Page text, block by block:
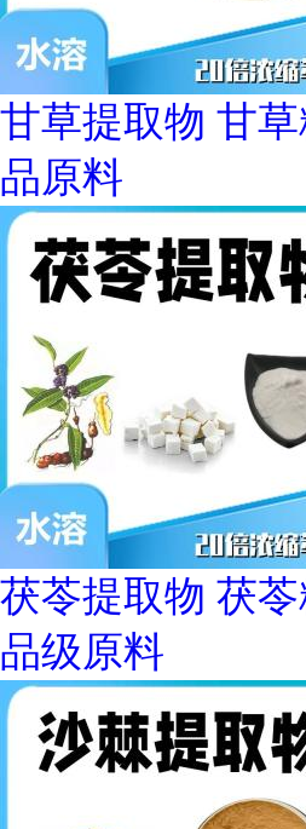
甘草提取物 甘
品原料
茯苓提取物 茯
品级原料